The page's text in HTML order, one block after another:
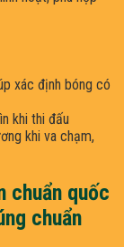
xác định bóng có
khi thi đấu
khi va chạm,
chuẩn quốc
chuẩn